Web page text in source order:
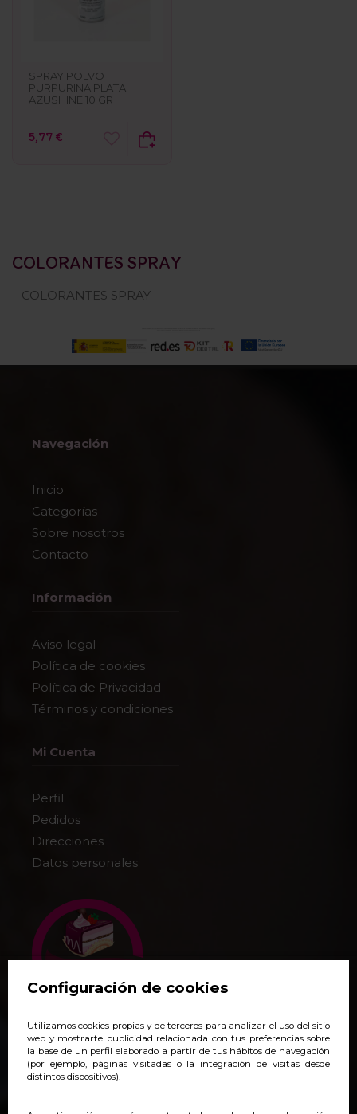
Configuración de cookies
Utilizamos cookies propias y de terceros para analizar el uso del sitio
web y mostrarte publicidad relacionada con tus preferencias sobre
la base de un perfil elaborado a partir de tus hábitos de navegación
(por ejemplo, páginas visitadas o la integración de visitas desde
distintos dispositivos).
SPRAY POLVO
PURPURINA PLATA
AZUSHINE 10 GR
5,77 €
COLORANTES SPRAY
COLORANTES SPRAY
Navegación
Inicio
Categorías
Sobre nosotros
Contacto
Información
Aviso legal
Política de cookies
Política de Privacidad
Términos y condiciones
Mi Cuenta
Perfil
Pedidos
Direcciones
Datos personales
+34 938 140 718
pedidos@yoveonline.com